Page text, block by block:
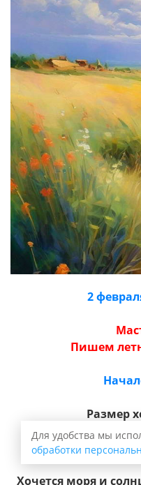
2
Пишем
Размер
Хочется моря и
Для удобства мы
обработки